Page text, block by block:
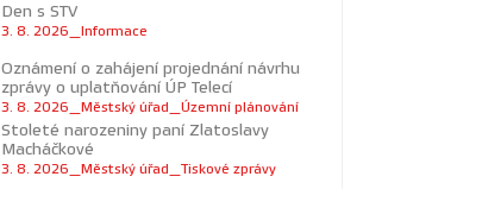
Den s STV
3. 8. 2026_Informace
Oznámení o zahájení projednání návrhu
zprávy o uplatňování ÚP Telecí
3. 8. 2026_Městský úřad_Územní plánování
Stoleté narozeniny paní Zlatoslavy
Macháčkové
3. 8. 2026_Městský úřad_Tiskové zprávy